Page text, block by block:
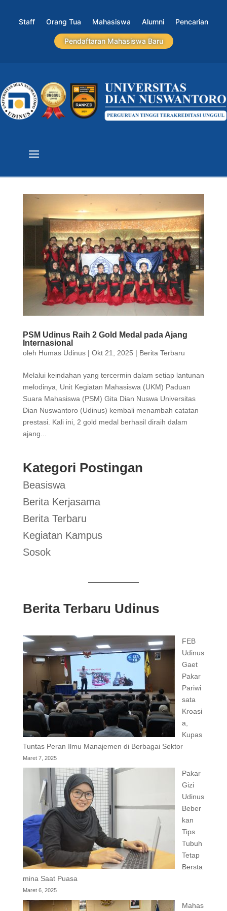
Staff Orang Tua Mahasiswa Alumni Pencarian
Pendaftaran Mahasiswa Baru
PSM Udinus Raih 2 Gold Medal pada Ajang
Internasional
oleh Humas Udinus| Okt 21, 2025 | Berita Terbaru
Melalui keindahan yang tercermin dalam setiap lantunan
melodinya, Unit Kegiatan Mahasiswa (UKM) Paduan
Suara Mahasiswa (PSM) Gita Dian Nuswa Universitas
Dian Nuswantoro (Udinus) kembali menambah catatan
prestasi. Kali ini, 2 gold medal berhasil diraih dalam
ajang...
Kategori Postingan
Beasiswa
Berita Kerjasama
Berita Terbaru
Kegiatan Kampus
Sosok
Berita Terbaru Udinus
FEB
Udinus
Gaet
Pakar
Pariwi
sata
Kroasi
a,
Kupas
Tuntas Peran Ilmu Manajemen di Berbagai Sektor
Maret 7, 2025
Pakar
Gizi
Udinus
Beber
kan
Tips
Tubuh
Tetap
Bersta
mina Saat Puasa
Maret 6, 2025
Mahas